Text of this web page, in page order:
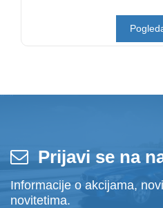
Prijavi se na
Informacije o akcijama,
novitetima.